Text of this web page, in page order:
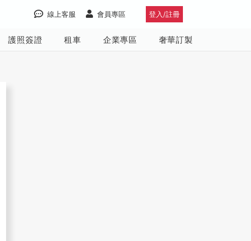
登入/註冊
會員專區
線上客服
護照簽證 租車 企業專區 奢華訂製